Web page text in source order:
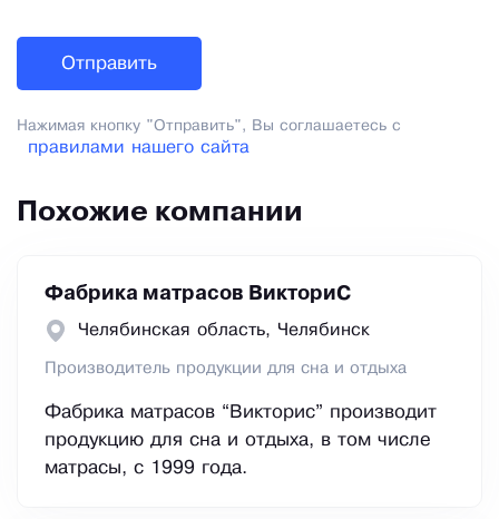
Нажимая кнопку "Отправить", Вы соглашаетесь с
правилами нашего сайта
Похожие компании
Фабрика матрасов ВикториС
Челябинская область, Челябинск
Производитель продукции для сна и отдыха
Фабрика матрасов “Викторис” производит
продукцию для сна и отдыха, в том числе
матрасы, с 1999 года.